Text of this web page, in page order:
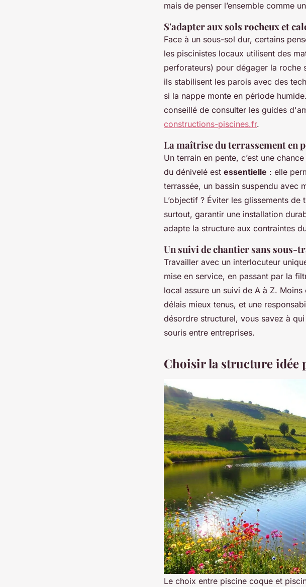
mais de penser l’ensemble comme
S'adapter aux sols rocheux et
Face à un sous-sol dur, certains
les piscinistes locaux utilisent des
perforateurs) pour dégager la roche
ils stabilisent les parois avec des
si la nappe monte en période
conseillé de consulter les guides
constructions-piscines.fr.
La maîtrise du terrassement en
Un terrain en pente, c’est une
du dénivelé est essentielle : elle
terrassée, un bassin suspendu avec
L’objectif ? Éviter les glissements
surtout, garantir une installation
adapte la structure aux contraintes
Un suivi de chantier sans sous-
Travailler avec un interlocuteur
mise en service, en passant par la
local assure un suivi de A à Z. Moins
délais mieux tenus, et une
désordre structurel, vous savez à
souris entre entreprises.
Choisir la structure idée
Le choix entre piscine coque et